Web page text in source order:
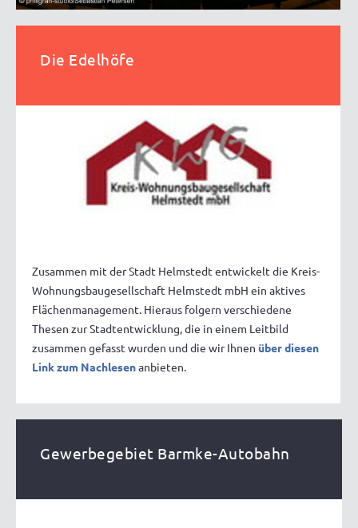
Die Edelhöfe
Zusammen mit der Stadt Helmstedt entwickelt die Kreis-
Wohnungsbaugesellschaft Helmstedt mbH ein aktives
Flächenmanagement. Hieraus folgern verschiedene
Thesen zur Stadtentwicklung, die in einem Leitbild
zusammen gefasst wurden und die wir Ihnen über diesen
Link zum Nachlesenanbieten.
Gewerbegebiet Barmke-Autobahn